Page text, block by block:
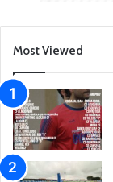
Most Viewed